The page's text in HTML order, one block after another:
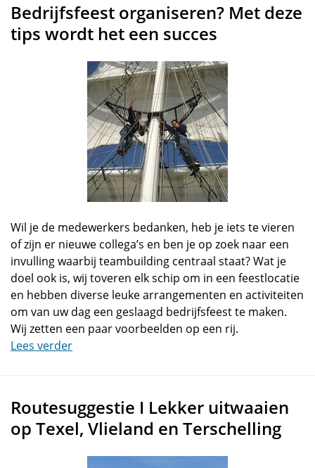
Bedrijfsfeest organiseren? Met deze
tips wordt het een succes
Wil je de medewerkers bedanken, heb je iets te vieren
of zijn er nieuwe collega’s en ben je op zoek naar een
invulling waarbij teambuilding centraal staat? Wat je
doel ook is, wij toveren elk schip om in een feestlocatie
en hebben diverse leuke arrangementen en activiteiten
om van uw dag een geslaagd bedrijfsfeest te maken.
Wij zetten een paar voorbeelden op een rij.
Lees verder
Routesuggestie I Lekker uitwaaien
op Texel, Vlieland en Terschelling